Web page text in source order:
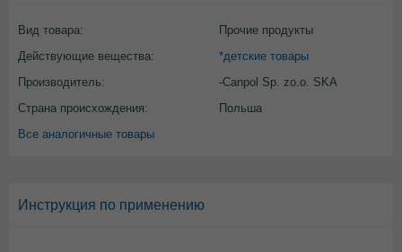
Вид товара:
Прочие продукты
Действующие вещества:
*детские товары
Производитель:
-Canpol Sp. zo.o. SKA
Страна происхождения:
Польша
Все аналогичные товары
Инструкция по применению